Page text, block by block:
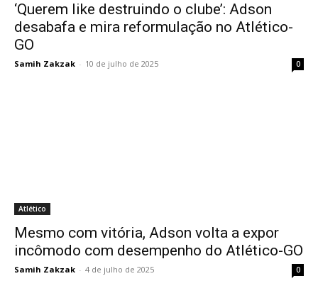
‘Querem like destruindo o clube’: Adson
desabafa e mira reformulação no Atlético-
GO
Samih Zakzak - 10 de julho de 2025 0
Atlético
Mesmo com vitória, Adson volta a expor
incômodo com desempenho do Atlético-GO
Samih Zakzak - 4 de julho de 2025 0